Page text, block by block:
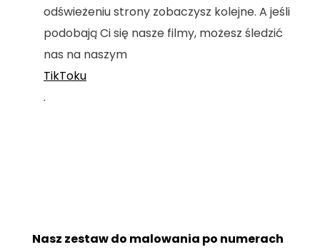
odświeżeniu strony zobaczysz kolejne. A jeśli
podobają Ci się nasze filmy, możesz śledzić
nas na naszym
TikToku
.
Nasz zestaw do malowania po numerach